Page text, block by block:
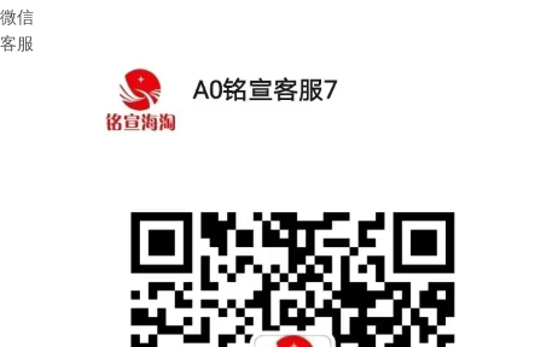
微信
客服